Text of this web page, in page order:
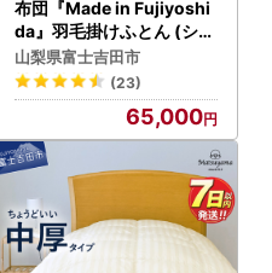
布団『Made in Fujiyoshi
da』羽毛掛けふとん (シン
グル) グレー 布団
山梨県富士吉田市
(23)
65,000